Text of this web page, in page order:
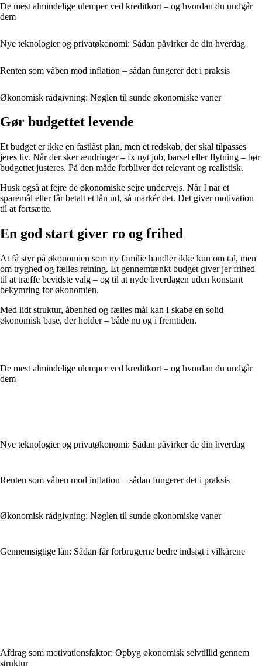
De mest almindelige ulemper ved kreditkort – og hvordan du undgår
dem
Nye teknologier og privatøkonomi: Sådan påvirker de din hverdag
Renten som våben mod inflation – sådan fungerer det i praksis
Økonomisk rådgivning: Nøglen til sunde økonomiske vaner
Gør budgettet levende
Et budget er ikke en fastlåst plan, men et redskab, der skal tilpasses
jeres liv. Når der sker ændringer – fx nyt job, barsel eller flytning – bør
budgettet justeres. På den måde forbliver det relevant og realistisk.
Husk også at fejre de økonomiske sejre undervejs. Når I når et
sparemål eller får betalt et lån ud, så markér det. Det giver motivation
til at fortsætte.
En god start giver ro og frihed
At få styr på økonomien som ny familie handler ikke kun om tal, men
om tryghed og fælles retning. Et gennemtænkt budget giver jer frihed
til at træffe bevidste valg – og til at nyde hverdagen uden konstant
bekymring for økonomien.
Med lidt struktur, åbenhed og fælles mål kan I skabe en solid
økonomisk base, der holder – både nu og i fremtiden.
De mest almindelige ulemper ved kreditkort – og hvordan du undgår
dem
Nye teknologier og privatøkonomi: Sådan påvirker de din hverdag
Renten som våben mod inflation – sådan fungerer det i praksis
Økonomisk rådgivning: Nøglen til sunde økonomiske vaner
Gennemsigtige lån: Sådan får forbrugerne bedre indsigt i vilkårene
Afdrag som motivationsfaktor: Opbyg økonomisk selvtillid gennem
struktur